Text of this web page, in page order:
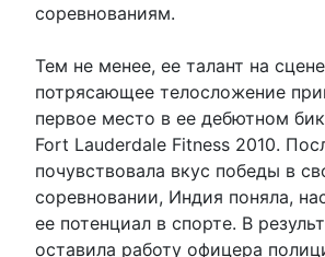
соревнованиям.
Тем не менее, ее талант на
потрясающее телосложение
первое место в ее дебютном
Fort Lauderdale Fitness 2010.
почувствовала вкус победы в
соревновании, Индия поняла,
ее потенциал в спорте. В
оставила работу офицера